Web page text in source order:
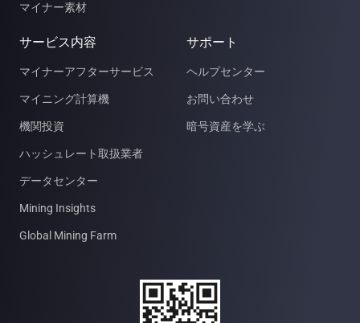
マイナー素材
サービス内容
マイナーアフターサービス
マイニング計算機
機関投資
ハッシュレート取扱業者
データセンター
Mining Insights
Global Mining Farm
サポート
ヘルプセンター
お問い合わせ
暗号資産を学ぶ